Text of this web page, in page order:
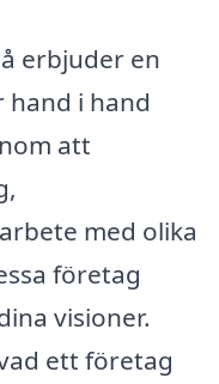
erbjuder en
hand i hand
att
med olika
företag
visioner.
ett företag